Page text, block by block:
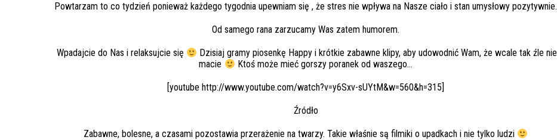
Powtarzam to co tydzień ponieważ każdego tygodnia upewniam się , że stres nie wpływa na Nasze ciało i stan umysłowy pozytywnie.
Od samego rana zarzucamy Was zatem humorem.
Wpadajcie do Nas i relaksujcie się
Dzisiaj gramy piosenkę Happy i krótkie zabawne klipy, aby udowodnić Wam, że wcale tak źle nie
macie
Ktoś może mieć gorszy poranek od waszego…
[youtube http://www.youtube.com/watch?v=y6Sxv-sUYtM&w=560&h=315]
Źródło
Zabawne, bolesne, a czasami pozostawia przerażenie na twarzy. Takie właśnie są filmiki o upadkach i nie tylko ludzi